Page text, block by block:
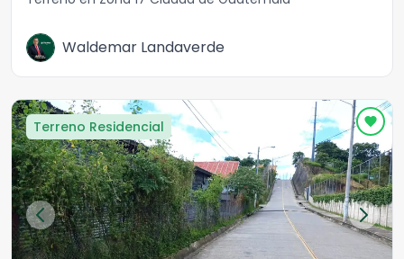
Waldemar Landaverde
Terreno Residencial